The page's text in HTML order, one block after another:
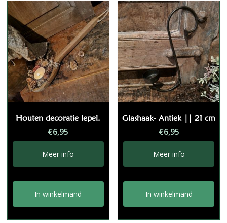
Houten decoratie lepel.
€6,95
Meer info
In winkelmand
Glashaak- Antiek || 21 cm
€6,95
Meer info
In winkelmand